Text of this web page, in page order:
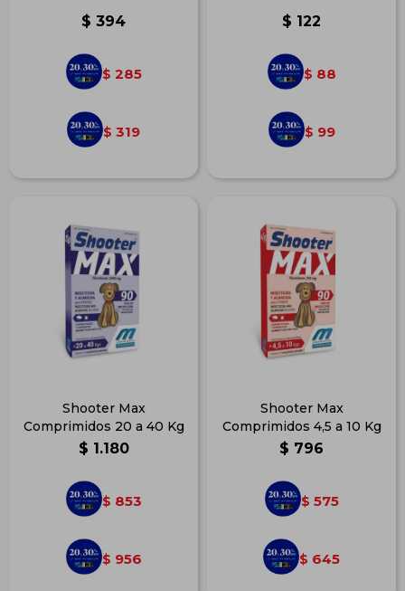
$ 394
$ 285
$ 319
$ 122
$ 88
$ 99
Shooter Max
Comprimidos 20 a 40 Kg
$ 1.180
$ 853
$ 956
Shooter Max
Comprimidos 4,5 a 10 Kg
$ 796
$ 575
$ 645